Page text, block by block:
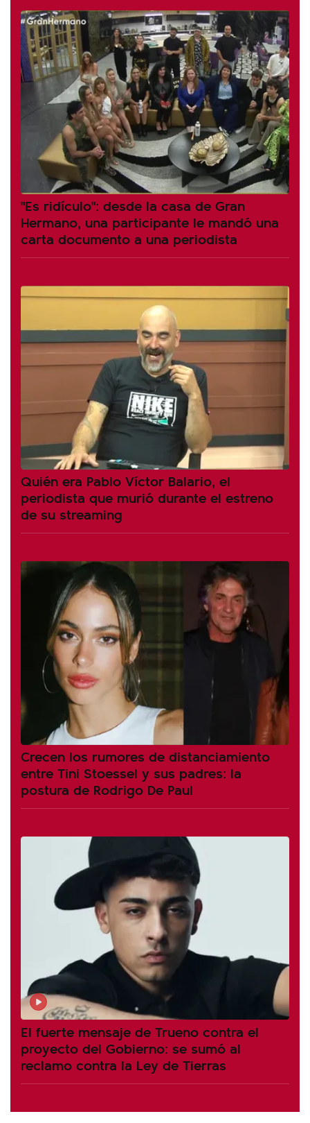
"Es ridículo": desde la casa de Gran
Hermano, una participante le mandó una
carta documento a una periodista
Quién era Pablo Víctor Balario, el
periodista que murió durante el estreno
de su streaming
Crecen los rumores de distanciamiento
entre Tini Stoessel y sus padres: la
postura de Rodrigo De Paul
El fuerte mensaje de Trueno contra el
proyecto del Gobierno: se sumó al
reclamo contra la Ley de Tierras